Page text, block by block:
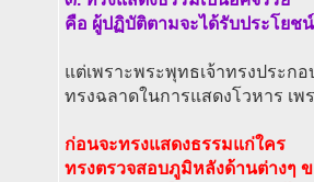
คือ ผู้ปฏิบัติตามจะได้รับประโย
แต่เพราะพระพุทธเจ้าทรงประก
ทรงฉลาดในการแสดงโวหาร เพ
ก่อนจะทรงแสดงธรรมแก่ใคร
ทรงตรวจสอบภูมิหลังด้านต่างๆ